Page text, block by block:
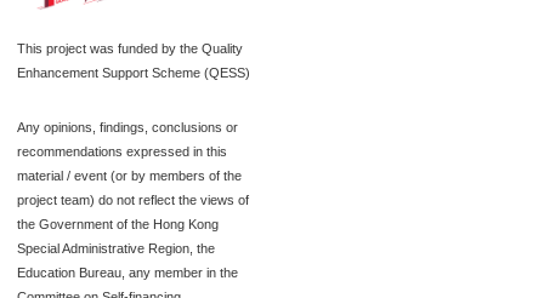
This project was funded by the Quality
Enhancement Support Scheme (QESS)
Any opinions, findings, conclusions or
recommendations expressed in this
material / event (or by members of the
project team) do not reflect the views of
the Government of the Hong Kong
Special Administrative Region, the
Education Bureau, any member in the